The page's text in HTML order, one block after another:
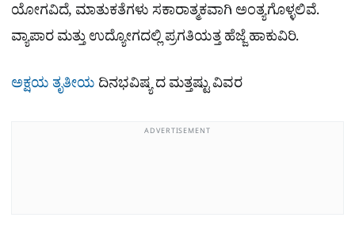
ಯೋಗವಿದೆ, ಮಾತುಕತೆಗಳು ಸಕಾರಾತ್ಮಕವಾಗಿ ಅಂತ್ಯಗೊಳ್ಳಲಿವೆ.
ವ್ಯಾಪಾರ ಮತ್ತು ಉದ್ಯೋಗದಲ್ಲಿ ಪ್ರಗತಿಯತ್ತ ಹೆಜ್ಜೆ ಹಾಕುವಿರಿ.
ಅಕ್ಷಯ ತೃತೀಯ ದಿನಭವಿಷ್ಯ ದ ಮತ್ತಷ್ಟು ವಿವರ
ADVERTISEMENT